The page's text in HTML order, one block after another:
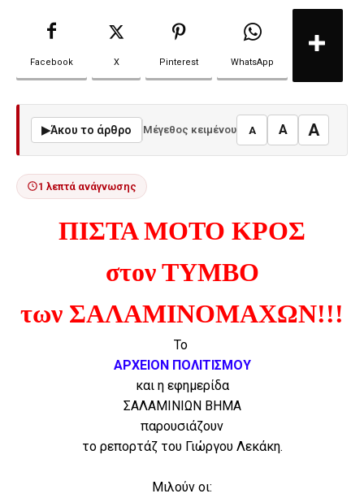
Facebook X Pinterest WhatsApp
▶Άκου το άρθρο Μέγεθος κειμένου A A A
1 λεπτά ανάγνωσης
ΠΙΣΤΑ ΜΟΤΟ ΚΡΟΣ
στον ΤΥΜΒΟ
των ΣΑΛΑΜΙΝΟΜΑΧΩΝ!!!
Το
ΑΡΧΕΙΟΝ ΠΟΛΙΤΙΣΜΟΥ
και η εφημερίδα
ΣΑΛΑΜΙΝΙΩΝ ΒΗΜΑ
παρουσιάζουν
το ρεπορτάζ του Γιώργου Λεκάκη.
Μιλούν οι: